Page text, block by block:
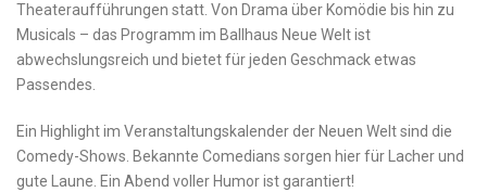
⁤Theateraufführungen⁢ statt. Von Drama über Komödie bis‌ hin zu
Musicals – das Programm im ⁣Ballhaus ⁢Neue‍ Welt ‍ist
‌abwechslungsreich und bietet für‌ jeden Geschmack etwas
Passendes.
Ein Highlight im Veranstaltungskalender der Neuen Welt sind die​
Comedy-Shows. Bekannte Comedians sorgen hier für Lacher und
‌gute Laune.​ Ein⁤ Abend voller Humor‌ ist garantiert!